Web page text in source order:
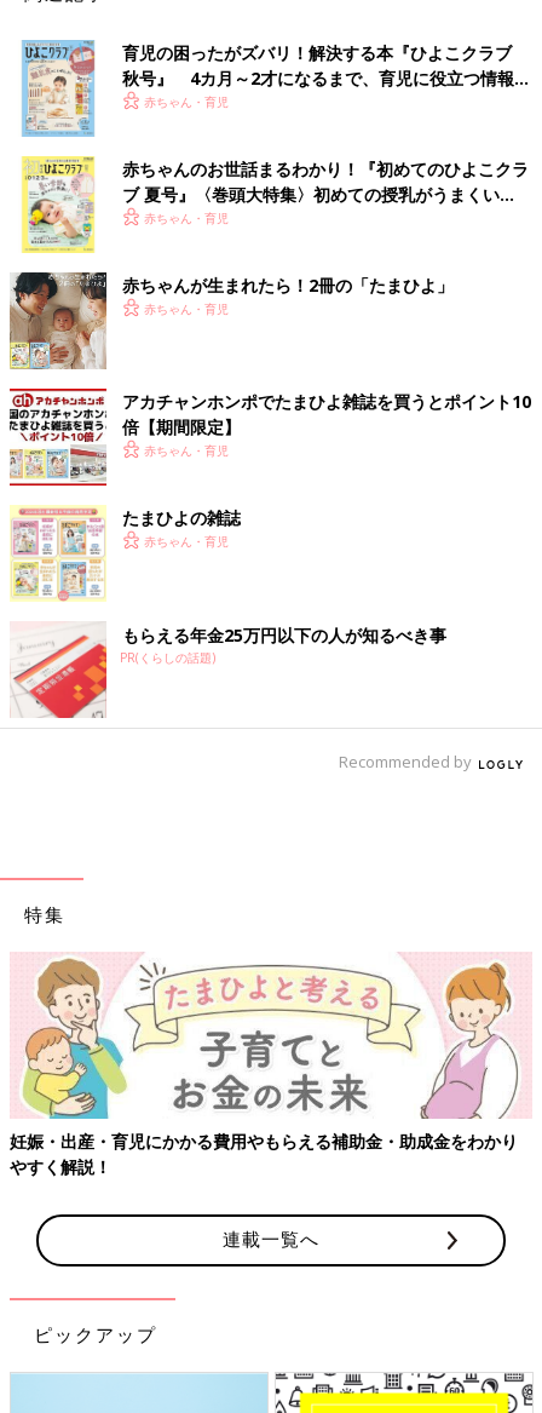
育児の困ったがズバリ！解決する本『ひよこクラブ
秋号』 4カ月～2才になるまで、育児に役立つ情報が
いっぱい！
赤ちゃん・育児
赤ちゃんのお世話まるわかり！『初めてのひよこクラ
ブ 夏号』〈巻頭大特集〉初めての授乳がうまくい
く！ おっぱい・ミルクの基本と夏のトラブル 解決テ
赤ちゃん・育児
赤ちゃんが生まれたら！2冊の「たまひよ」
赤ちゃん・育児
アカチャンホンポでたまひよ雑誌を買うとポイント10
倍【期間限定】
赤ちゃん・育児
たまひよの雑誌
赤ちゃん・育児
もらえる年金25万円以下の人が知るべき事
PR(くらしの話題)
Recommended by
特集
妊娠・出産・育児にかかる費用やもらえる補助金・助成金をわかり
やすく解説！
連載一覧へ
ピックアップ